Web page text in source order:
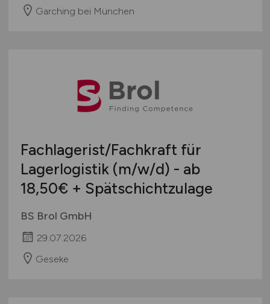
Garching bei München
Fachlagerist/Fachkraft für
Lagerlogistik (m/w/d) - ab
18,50€ + Spätschichtzulage
BS Brol GmbH
29.07.2026
Geseke